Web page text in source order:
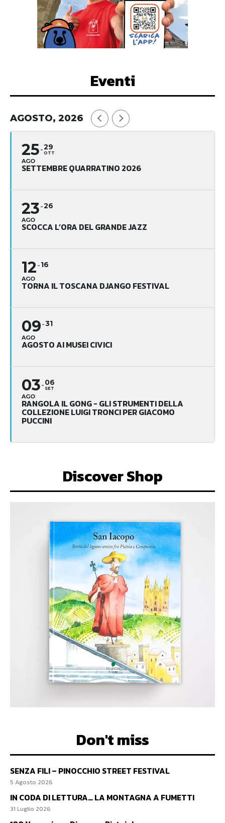
Eventi
AGOSTO, 2026
25
AGO
29
OTT
SETTEMBRE QUARRATINO 2026
23
AGO
26
SCOCCA L’ORA DEL GRANDE JAZZ
12
AGO
16
TORNA IL TOSCANA DJANGO FESTIVAL
09
AGO
31
AGOSTO AI MUSEI CIVICI
03
AGO
06
SET
RANGOLA IL GONG - GLI STRUMENTI DELLA
COLLEZIONE LUIGI TRONCI PER GIACOMO
PUCCINI
Discover Shop
Don't miss
SENZA FILI – PINOCCHIO STREET FESTIVAL
5 Agosto 2026
IN CODA DI LETTURA… LA MONTAGNA A FUMETTI
31 Luglio 2026